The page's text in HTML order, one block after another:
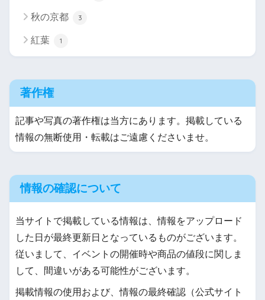
秋の京都 3
紅葉 1
著作権
記事や写真の著作権は当方にあります。掲載している
情報の無断使用・転載はご遠慮くださいませ。
情報の確認について
当サイトで掲載している情報は、情報をアップロード
した日が最終更新日となっているものがございます。
従いまして、イベントの開催時や商品の値段に関しま
して、間違いがある可能性がございます。
掲載情報の使用および、情報の最終確認（公式サイト